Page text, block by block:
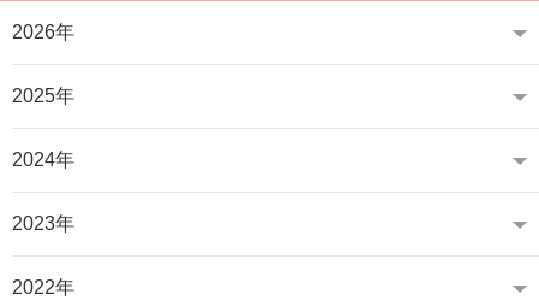
2026年
2025年
2024年
2023年
2022年